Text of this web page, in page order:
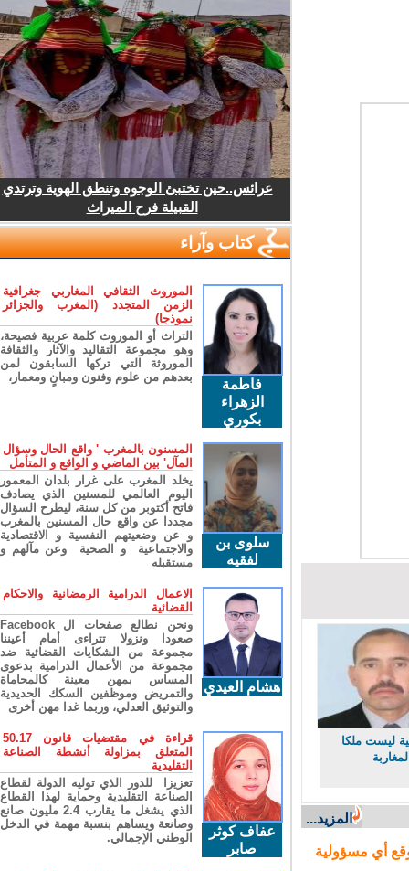
ليست ملكا
المزيد...
أي مسؤولية
عرائس..حين تختبئ الوجوه وتنطق الهوية وترتدي
القبيلة فرح الميراث
كتاب وآراء
فاطمة
الزهراء
بكوري
الموروث الثقافي المغاربي جغرافية
الزمن المتجدد (المغرب والجزائر
نموذجا)
التراث أو الموروث كلمة عربية فصيحة،
وهو مجموعة التقاليد والآثار والثقافة
الموروثة التي تركها السابقون لمن
بعدهم من علوم وفنون ومبانٍ ومعمار،
سلوى بن
لفقيه
المسنون بالمغرب ' واقع الحال وسؤال
المآل' بين الماضي و الواقع و المتأمل
يخلد المغرب على غرار بلدان المعمور
اليوم العالمي للمسنين الذي يصادف
فاتح أكتوبر من كل سنة، ليطرح السؤال
مجددا عن واقع حال المسنين بالمغرب
و عن وضعيتهم النفسية و الاقتصادية
والاجتماعية و الصحية وعن مآلهم و
مستقبله
هشام العيدي
الاعمال الدرامية الرمضانية والاحكام
القضائية
ونحن نطالع صفحات ال Facebook
صعودا ونزولا تتراءى أمام أعيننا
مجموعة من الشكايات القضائية ضد
مجموعة من الأعمال الدرامية بدعوى
المساس بمهن معينة كالمحاماة
والتمريض وموظفين السكك الحديدية
والتوثيق العدلي، وربما غدا مهن أخرى
عفاف كوثر
صابر
قراءة في مقتضيات قانون 50.17
المتعلق بمزاولة أنشطة الصناعة
التقليدية
تعزيزا للدور الذي توليه الدولة لقطاع
الصناعة التقليدية وحماية لهذا القطاع
الذي يشغل ما يقارب 2.4 مليون صانع
وصانعة ويساهم بنسبة مهمة في الدخل
الوطني الإجمالي.